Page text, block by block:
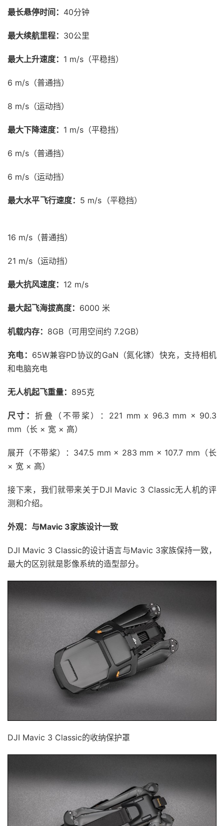
最长悬停时间： 40分钟
最大续航里程： 30公里
最大上升速度： 1 m/s（平稳挡）
6 m/s（普通挡）
8 m/s（运动挡）
最大下降速度： 1 m/s（平稳挡）
6 m/s（普通挡）
6 m/s（运动挡）
最大水平飞行速度： 5 m/s（平稳挡）
16 m/s（普通挡）
21 m/s（运动挡）
最大抗风速度： 12 m/s
最大起飞海拔高度： 6000 米
机载内存： 8GB（可用空间约 7.2GB）
充电： 65W兼容PD协议的GaN（氮化镓）快充，支持相机
和电脑充电
无人机起飞重量： 895克
尺寸：折叠（不带桨）：221 mm x 96.3 mm × 90.3
mm（长 × 宽 × 高）
展开（不带桨）：347.5 mm × 283 mm × 107.7 mm（长
× 宽 × 高）
接下来，我们就带来关于DJI Mavic 3 Classic无人机的评
测和介绍。
外观：与Mavic 3家族设计一致
DJI Mavic 3 Classic的设计语言与Mavic 3家族保持一致，
最大的区别就是影像系统的造型部分。
DJI Mavic 3 Classic的收纳保护罩